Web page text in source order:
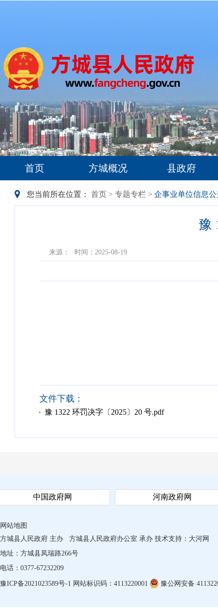
首页 方城概况 县政府
您当前所在位置： 首页 > 专题专栏 > 企事业单位信息公
豫
来源： 时间：2025-08-19
文件下载：
· 豫 1322 环罚决字〔2025〕20 号.pdf
中国政府网 河南政府网
网站地图
方城县人民政府 主办
方城县人民政府办公室 承办 技术支持： 大河网
地址：方城县凤瑞路266号
电话：0377-67232209
豫ICP备2021023589号-1 网站标识码：4113220001 豫公网安备